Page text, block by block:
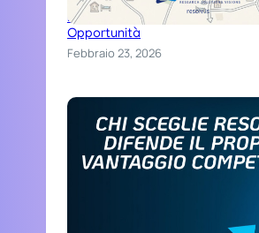
Distinguiti Online, Trasforma
Opportunità
Febbraio 23, 2026